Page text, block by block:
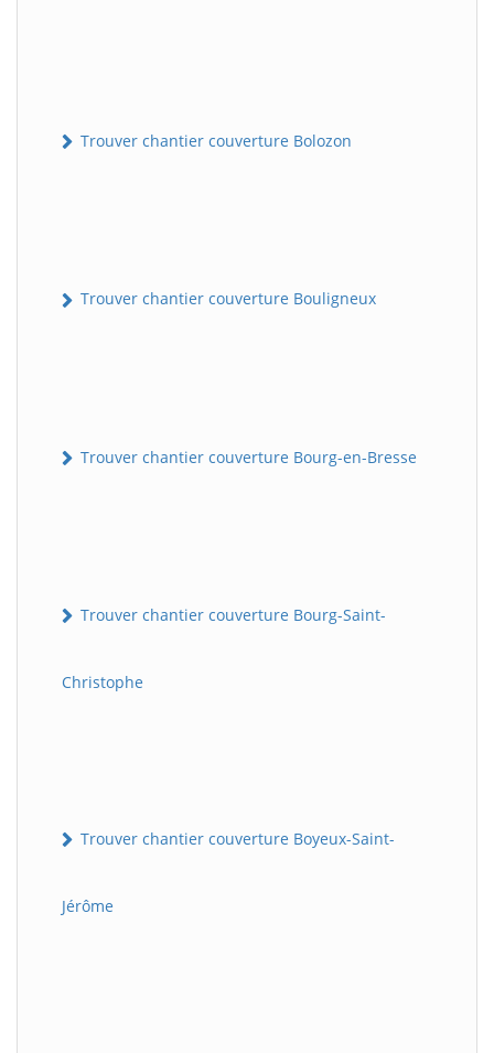
Trouver chantier couverture Bolozon
Trouver chantier couverture Bouligneux
Trouver chantier couverture Bourg-en-Bresse
Trouver chantier couverture Bourg-Saint-
Christophe
Trouver chantier couverture Boyeux-Saint-
Jérôme